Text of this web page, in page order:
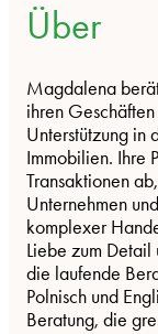
Über
Magdalena
ihren
Unterstützung in
Immobilien. Ihre
Transaktionen
Unternehmen
komplexer
Liebe zum
die laufende
Polnisch und
Beratung, die